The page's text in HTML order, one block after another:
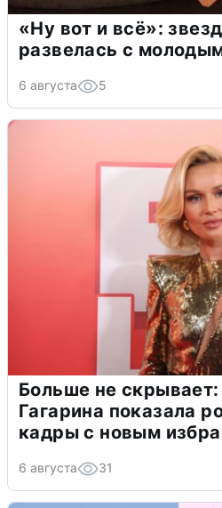
«Ну вот и всё»:
развелась с
6 августа 5
Больше не
Гагарина показала
кадры с новым
6 августа 31